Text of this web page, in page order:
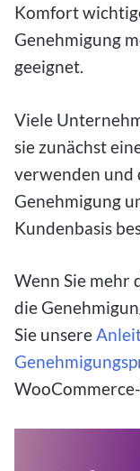
Komfort
Genehmigung
geeignet.
Viele
sie zunächst
verwenden und
Genehmigung
Kundenbasis
Wenn Sie mehr
die
Sie unsere